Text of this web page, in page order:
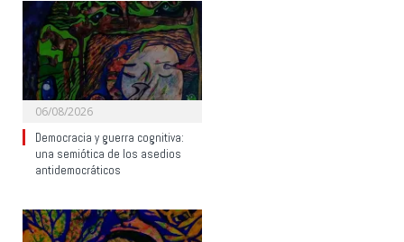
06/08/2026
Democracia y guerra cognitiva:
una semiótica de los asedios
antidemocráticos